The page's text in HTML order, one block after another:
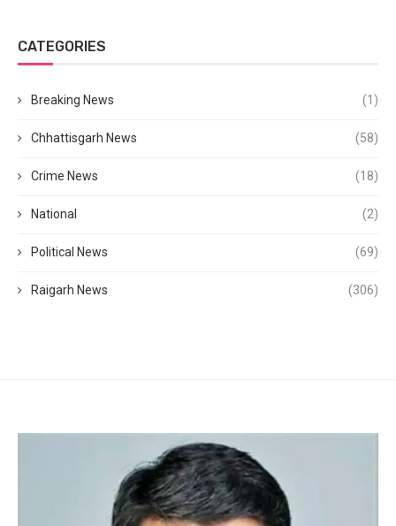
CATEGORIES
Breaking News (1)
Chhattisgarh News (58)
Crime News (18)
National (2)
Political News (69)
Raigarh News (306)